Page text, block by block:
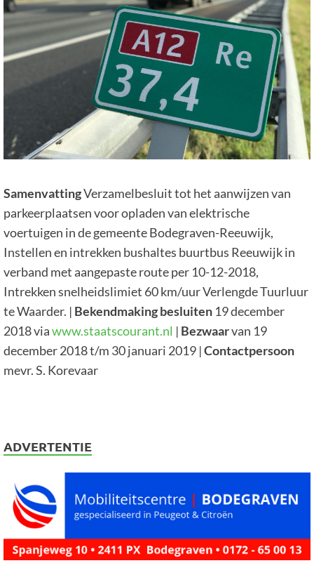
SamenvattingVerzamelbesluit tot het aanwijzen van
parkeerplaatsen voor opladen van elektrische
voertuigen in de gemeente Bodegraven-Reeuwijk,
Instellen en intrekken bushaltes buurtbus Reeuwijk in
verband met aangepaste route per 10-12-2018,
Intrekken snelheidslimiet 60 km/uur Verlengde Tuurluur
te Waarder. | Bekendmakingbesluiten 19 december
2018 viawww.staatscourant.nl | Bezwaarvan 19
december 2018 t/m 30 januari 2019 |Contactpersoon
mevr. S. Korevaar
ADVERTENTIE